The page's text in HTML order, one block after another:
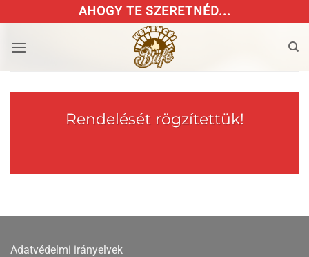
to
content
AHOGY TE SZERETNÉD...
Rendelését rögzítettük!
Adatvédelmi irányelvek